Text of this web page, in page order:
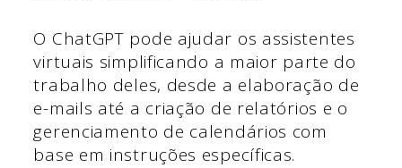
O ChatGPT pode ajudar os assistentes
virtuais simplificando a maior parte do
trabalho deles, desde a elaboração de
e-mails até a criação de relatórios e o
gerenciamento de calendários com
base em instruções específicas.